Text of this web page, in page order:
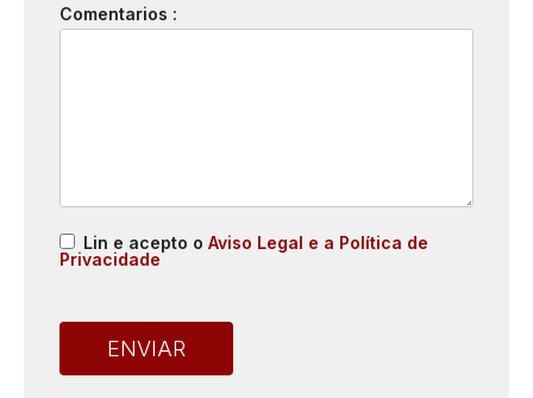
Comentarios :
Lin e acepto o Aviso Legal e a Política de
Privacidade